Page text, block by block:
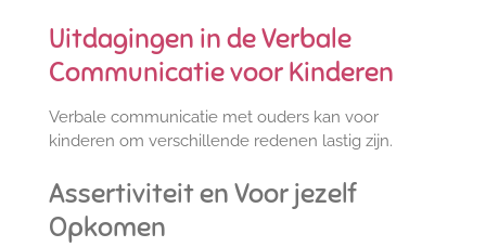
Uitdagingen in de Verbale
Communicatie voor Kinderen
Verbale communicatie met ouders kan voor
kinderen om verschillende redenen lastig zijn.
Assertiviteit en Voor jezelf
Opkomen